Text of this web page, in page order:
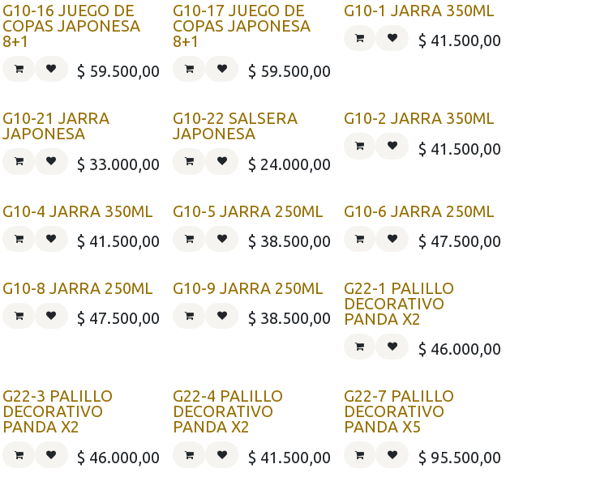
G10-16 JUEGO DE
COPAS JAPONESA
8+1
$ 59.500,00
G10-17 JUEGO DE
COPAS JAPONESA
8+1
$ 59.500,00
G10-1 JARRA 350ML
$ 41.500,00
G10-21 JARRA
JAPONESA
$ 33.000,00
G10-22 SALSERA
JAPONESA
$ 24.000,00
G10-2 JARRA 350ML
$ 41.500,00
G10-4 JARRA 350ML
$ 41.500,00
G10-5 JARRA 250ML
$ 38.500,00
G10-6 JARRA 250ML
$ 47.500,00
G10-8 JARRA 250ML
$ 47.500,00
G10-9 JARRA 250ML
$ 38.500,00
G22-1 PALILLO
DECORATIVO
PANDA X2
$ 46.000,00
G22-3 PALILLO
DECORATIVO
PANDA X2
$ 46.000,00
G22-4 PALILLO
DECORATIVO
PANDA X2
$ 41.500,00
G22-7 PALILLO
DECORATIVO
PANDA X5
$ 95.500,00